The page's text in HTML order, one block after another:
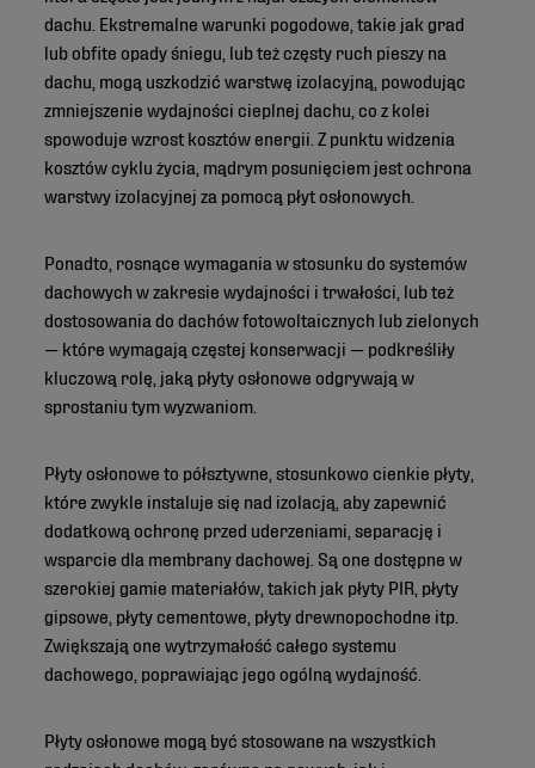
dachu. Ekstremalne warunki pogodowe, takie jak grad
lub obfite opady śniegu, lub też częsty ruch pieszy na
dachu, mogą uszkodzić warstwę izolacyjną, powodując
zmniejszenie wydajności cieplnej dachu, co z kolei
spowoduje wzrost kosztów energii. Z punktu widzenia
kosztów cyklu życia, mądrym posunięciem jest ochrona
warstwy izolacyjnej za pomocą płyt osłonowych.
Ponadto, rosnące wymagania w stosunku do systemów
dachowych w zakresie wydajności i trwałości, lub też
dostosowania do dachów fotowoltaicznych lub zielonych
— które wymagają częstej konserwacji — podkreśliły
kluczową rolę, jaką płyty osłonowe odgrywają w
sprostaniu tym wyzwaniom.
Płyty osłonowe to półsztywne, stosunkowo cienkie płyty,
które zwykle instaluje się nad izolacją, aby zapewnić
dodatkową ochronę przed uderzeniami, separację i
wsparcie dla membrany dachowej. Są one dostępne w
szerokiej gamie materiałów, takich jak płyty PIR, płyty
gipsowe, płyty cementowe, płyty drewnopochodne itp.
Zwiększają one wytrzymałość całego systemu
dachowego, poprawiając jego ogólną wydajność.
Płyty osłonowe mogą być stosowane na wszystkich